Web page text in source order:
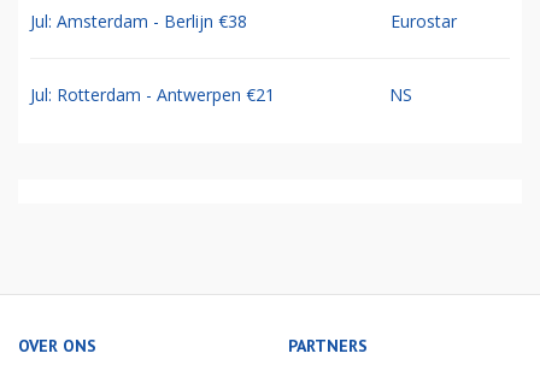
Jul: Amsterdam - Berlijn €38 Eurostar
Jul: Rotterdam - Antwerpen €21 NS
OVER ONS PARTNERS